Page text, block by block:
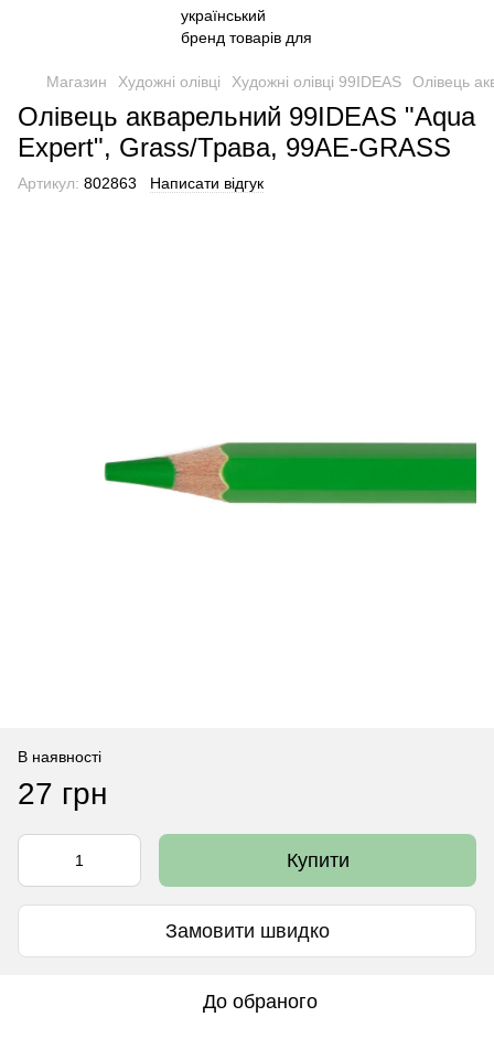
Магазин Художні олівці Художні олівці 99IDEAS Олівець
Олівець акварельний 99IDEAS "Aqua
Expert", Grass/Трава, 99AE-GRASS
Артикул: 802863 Написати відгук
В наявності
27 грн
Купити
Замовити швидко
До обраного